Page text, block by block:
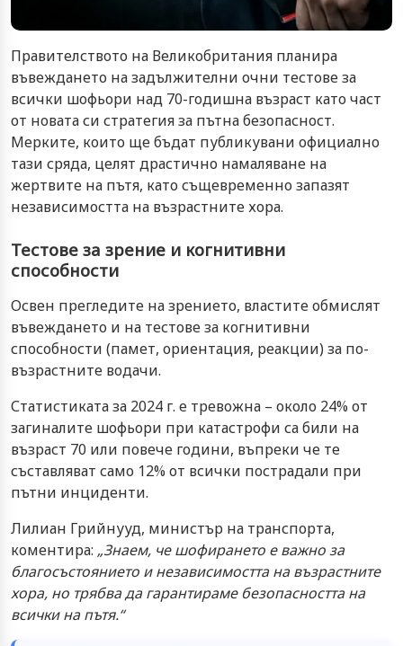
Правителството на Великобритания планира
въвеждането на задължителни очни тестове за
всички шофьори над 70-годишна възраст като част
от новата си стратегия за пътна безопасност.
Мерките, които ще бъдат публикувани официално
тази сряда, целят драстично намаляване на
жертвите на пътя, като същевременно запазят
независимостта на възрастните хора.
Тестове за зрение и когнитивни
способности
Освен прегледите на зрението, властите обмислят
въвеждането и на тестове за когнитивни
способности (памет, ориентация, реакции) за по-
възрастните водачи.
Статистиката за 2024 г. е тревожна – около 24% от
загиналите шофьори при катастрофи са били на
възраст 70 или повече години, въпреки че те
съставляват само 12% от всички пострадали при
пътни инциденти.
Лилиан Грийнууд, министър на транспорта,
коментира: „Знаем, че шофирането е важно за
благосъстоянието и независимостта на възрастните
хора, но трябва да гарантираме безопасността на
всички на пътя.“